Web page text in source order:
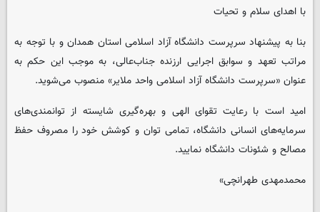
با اهدای سلام و تحیات
بنا به پیشنهاد سرپرست دانشگاه آزاد اسلامی استان همدان و با توجه به
مراتب تعهد و سوابق اجرایی ارزنده جناب‌عالی، به موجب این حکم به
عنوان «سرپرست دانشگاه آزاد اسلامی واحد ملایر» منصوب می‌شوید.
امید است با رعایت تقوای الهی و بهره‌گیری شایسته از توانمندی‌های
سرمایه‌های انسانی دانشگاه، تمامی توان و کوشش خود را مصروف حفظ
مصالح و شئونات دانشگاه نمایید.
محمدمهدی طهرانچی»